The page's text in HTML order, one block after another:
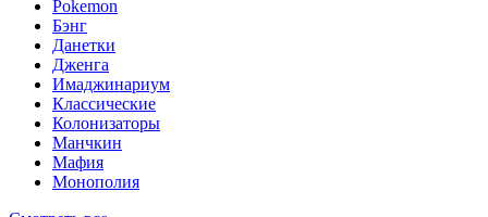
Pokemon
Бэнг
Данетки
Дженга
Имаджинариум
Классические
Колонизаторы
Манчкин
Мафия
Монополия